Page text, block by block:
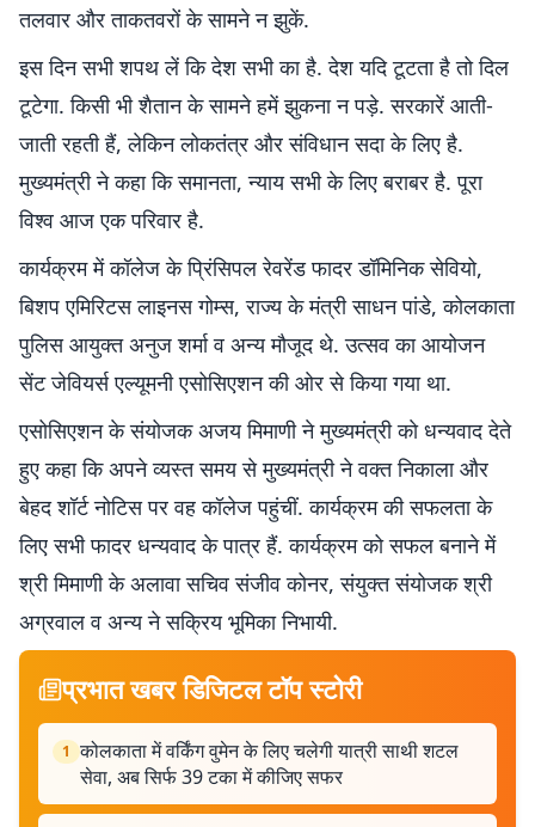
तलवार और ताकतवरों के सामने न झुकें.
इस दिन सभी शपथ लें कि देश सभी का है. देश यदि टूटता है तो दिल
टूटेगा. किसी भी शैतान के सामने हमें झुकना न पड़े. सरकारें आती-
जाती रहती हैं, लेकिन लोकतंत्र और संविधान सदा के लिए है.
मुख्यमंत्री ने कहा कि समानता, न्याय सभी के लिए बराबर है. पूरा
विश्व आज एक परिवार है.
कार्यक्रम में कॉलेज के प्रिंसिपल रेवरेंड फादर डॉमिनिक सेवियो,
बिशप एमिरिटस लाइनस गोम्स, राज्य के मंत्री साधन पांडे, कोलकाता
पुलिस आयुक्त अनुज शर्मा व अन्य मौजूद थे. उत्सव का आयोजन
सेंट जेवियर्स एल्यूमनी एसोसिएशन की ओर से किया गया था.
एसोसिएशन के संयोजक अजय मिमाणी ने मुख्यमंत्री काे धन्यवाद देते
हुए कहा कि अपने व्यस्त समय से मुख्यमंत्री ने वक्त निकाला और
बेहद शॉर्ट नोटिस पर वह कॉलेज पहुंचीं. कार्यक्रम की सफलता के
लिए सभी फादर धन्यवाद के पात्र हैं. कार्यक्रम को सफल बनाने में
श्री मिमाणी के अलावा सचिव संजीव कोनर, संयुक्त संयोजक श्री
अग्रवाल व अन्य ने सक्रिय भूमिका निभायी.
प्रभात खबर डिजिटल टॉप स्टोरी
1 कोलकाता में वर्किंग वुमेन के लिए चलेगी यात्री साथी शटल
सेवा, अब सिर्फ 39 टका में कीजिए सफर